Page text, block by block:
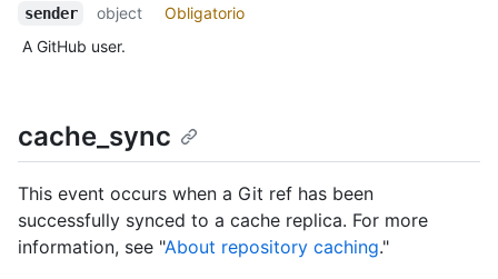
sender object
Obligatorio
A GitHub user.
cache_sync
This event occurs when a Git ref has been
successfully synced to a cache replica. For more
information, see "About repository caching."